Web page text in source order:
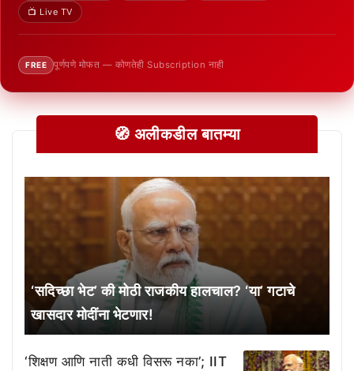
📺 Live TV
FREE पूर्णपणे मोफत — कोणतेही Subscription नाही
🧭 अलीकडील बातम्या
‘सदिच्छा भेट’ की मोठी राजकीय हालचाल? ‘या’ गटाचे
खासदार मोदींना भेटणार!
‘शिक्षण आणि नाती कधी विसरू नका’; IIT